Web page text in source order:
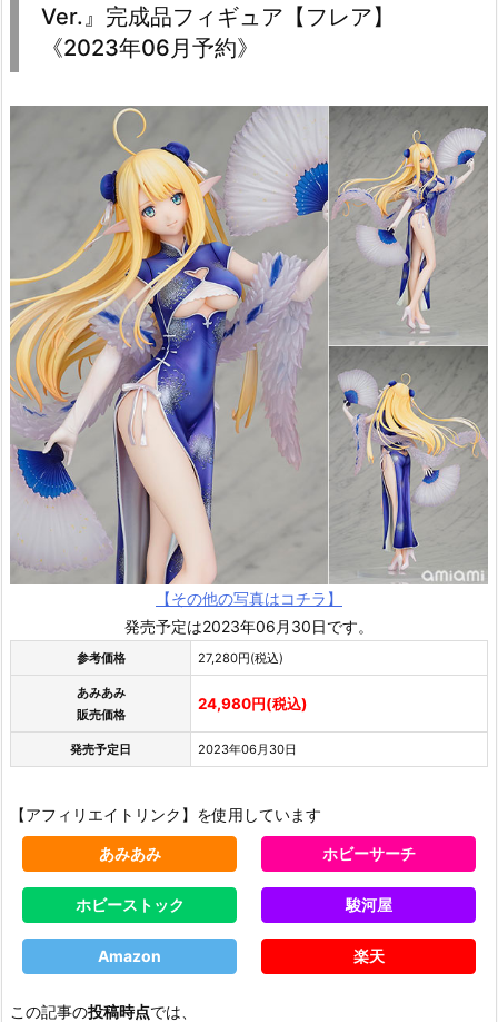
Ver.』完成品フィギュア【フレア】
《2023年06月予約》
【その他の写真はコチラ】
発売予定は2023年06月30日です。
参考価格 27,280円(税込)
あみあみ
販売価格
24,980円(税込)
発売予定日 2023年06月30日
【アフィリエイトリンク】を使用しています
あみあみ ホビーサーチ
ホビーストック 駿河屋
Amazon 楽天
この記事の投稿時点では、